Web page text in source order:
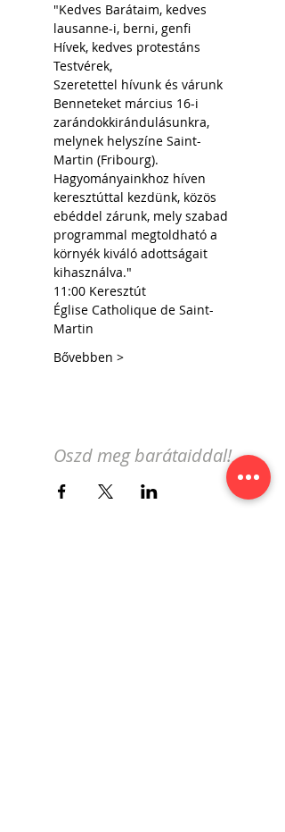
"Kedves Barátaim, kedves
lausanne-i, berni, genfi
Hívek, kedves protestáns
Testvérek,
Szeretettel hívunk és várunk
Benneteket március 16-i
zarándokkirándulásunkra,
melynek helyszíne Saint-
Martin (Fribourg).
Hagyományainkhoz híven
keresztúttal kezdünk, közös
ebéddel zárunk, mely szabad
programmal megtoldható a
környék kiváló adottságait
kihasználva."
11:00 Keresztút
Église Catholique de Saint-
Martin
Bővebben >
Oszd meg barátaiddal!